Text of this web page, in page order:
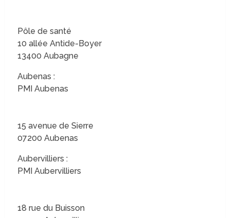
Pôle de santé
10 allée Antide-Boyer
13400 Aubagne
Aubenas :
PMI Aubenas
15 avenue de Sierre
07200 Aubenas
Aubervilliers :
PMI Aubervilliers
18 rue du Buisson